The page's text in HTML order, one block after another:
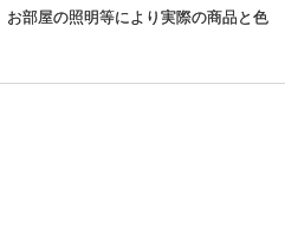
部屋の照明等により実際の商品と色